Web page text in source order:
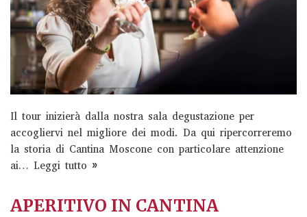
Il tour inizierà dalla nostra sala degustazione per
accogliervi nel migliore dei modi. Da qui ripercorreremo
la storia di Cantina Moscone con particolare attenzione
ai… Leggi tutto »
APERITIVO IN CANTINA